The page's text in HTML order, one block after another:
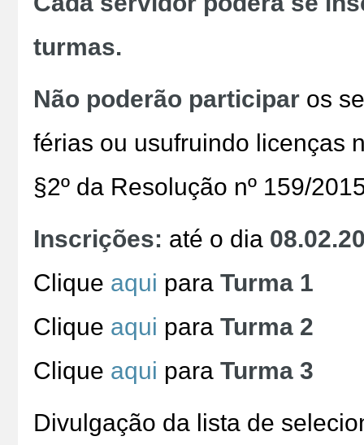
turmas.
Não poderão participaros
férias ou usufruindo licenças
§2º da Resolução nº 159/
Inscrições: até o dia
Clique aqui para Turma 1
Clique aqui para Turma 2
Clique aqui para Turma 3
Divulgação da lista de